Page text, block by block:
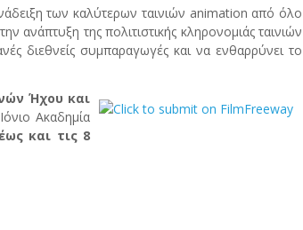
των καλύτερων ταινιών animation από όλο
ανάπτυξη της πολιτιστικής κληρονομιάς ταινιών
διεθνείς συμπαραγωγές και να ενθαρρύνει το
Ήχου και
Ακαδημία
και τις 8